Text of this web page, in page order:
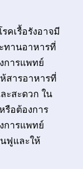
คเรื้อรังอาจมี
ทานอาหารที่
การแพทย์
สารอาหารที่
ะสะดวก ใน
อต้องการ
การแพทย์
ฟูและให้